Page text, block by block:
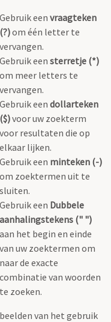
Gebruik een vraagteken
(?)om één letter te
vervangen.
Gebruik een sterretje (*)
om meer letters te
vervangen.
Gebruik een dollarteken
($)voor uw zoekterm
voor resultaten die op
elkaar lijken.
Gebruik een minteken (-)
om zoektermen uit te
sluiten.
Gebruik een Dubbele
aanhalingstekens (" ")
aan het begin en einde
van uw zoektermen om
naar de exacte
combinatie van woorden
te zoeken.
van het gebruik